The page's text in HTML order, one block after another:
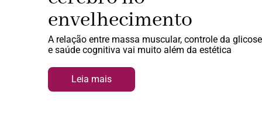
envelhecimento
A relação entre massa muscular, controle da glicose
e saúde cognitiva vai muito além da estética
Leia mais